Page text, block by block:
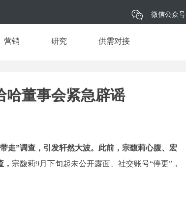
营销 研究 供需对接
微信公众号
哈董事会紧急辟谣
走”调查，引发轩然大波。此前，宗馥莉心腹、宏
宗馥莉9月下旬起未公开露面、社交账号“停更”，